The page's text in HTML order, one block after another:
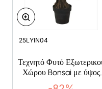
25LYIN04
Τεχνητό Φυτό
Χώρου Bonsai με ύψος
70cm